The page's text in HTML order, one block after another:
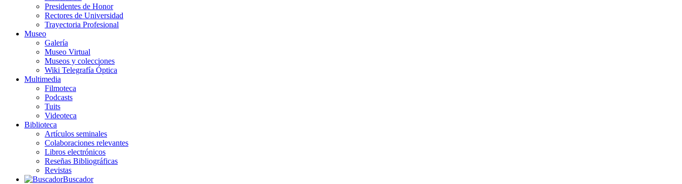
Presidentes de Honor
Rectores de Universidad
Trayectoria Profesional
Museo
Galería
Museo Virtual
Museos y colecciones
Wiki Telegrafía Óptica
Multimedia
Filmoteca
Podcasts
Tuits
Videoteca
Biblioteca
Artículos seminales
Colaboraciones relevantes
Libros electrónicos
Reseñas Bibliográficas
Revistas
Buscador